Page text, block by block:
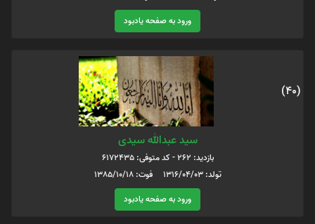
ورود به صفحه یادبود
(40)
سید عبدالله سیدی
بازدید: 262 - کد متوفی: 6172435
تولد: 1316/04/03 فوت: 1385/10/18
ورود به صفحه یادبود